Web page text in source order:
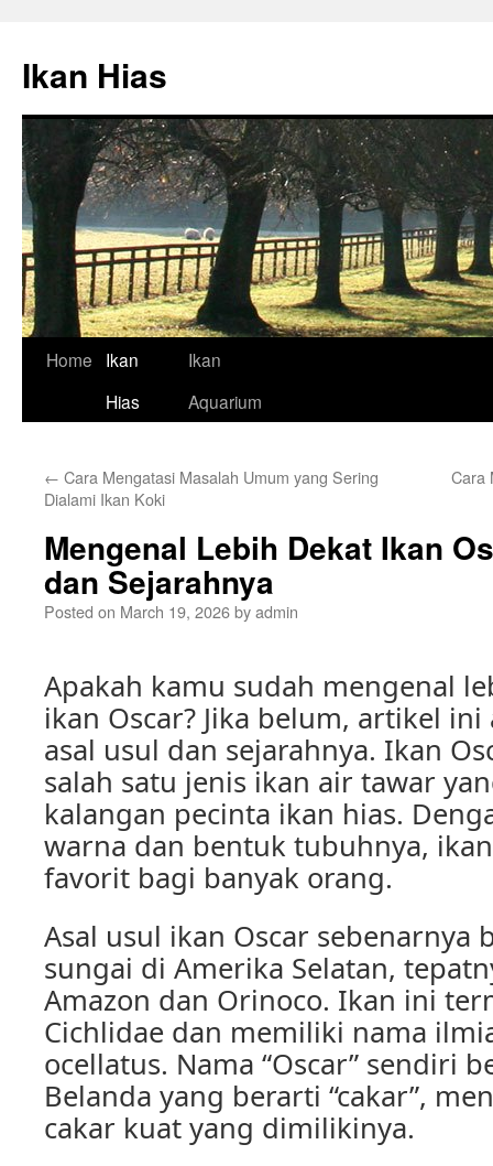
content
Ikan Hias
Home
Ikan
Hias
Ikan
Aquarium
← Cara Mengatasi Masalah Umum yang Sering
Dialami Ikan Koki
Cara
Mengenal Lebih Dekat Ikan
dan Sejarahnya
Posted on March 19, 2026byadmin
Apakah kamu sudah mengenal
ikan Oscar? Jika belum, artikel
asal usul dan sejarahnya. Ikan
salah satu jenis ikan air tawar
kalangan pecinta ikan hias.
warna dan bentuk tubuhnya,
favorit bagi banyak orang.
Asal usul ikan Oscar sebenarnya
sungai di Amerika Selatan,
Amazon dan Orinoco. Ikan ini
Cichlidae dan memiliki nama
ocellatus. Nama “Oscar” sendiri
Belanda yang berarti “cakar”,
cakar kuat yang dimilikinya.